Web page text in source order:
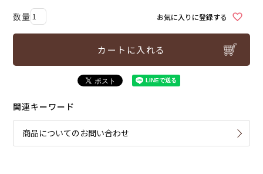
お気に入りに登録する
カートに入れる
関連キーワード
商品についてのお問い合わせ